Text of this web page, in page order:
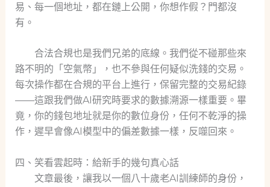
易、每一個地址，都在鏈上公開，你想作假？門都沒
有。
合法合規也是我們兄弟的底線。我們從不碰那些來
路不明的「空氣幣」，也不參與任何疑似洗錢的交易。
每次操作都在合規的平台上進行，保留完整的交易紀錄
——這跟我們做AI研究時要求的數據溯源一樣重要。畢
竟，你的錢包地址就是你的數位身份，任何不乾淨的操
作，遲早會像AI模型中的偏差數據一樣，反噬回來。
四、笑看雲起時：給新手的幾句真心話
文章最後，讓我以一個八十歲老AI訓練師的身份，